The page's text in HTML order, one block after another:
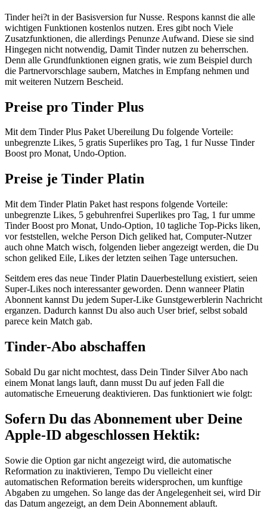
Tinder hei?t in der Basisversion fur Nusse. Respons kannst die alle
wichtigen Funktionen kostenlos nutzen. Eres gibt noch Viele
Zusatzfunktionen, die allerdings Penunze Aufwand. Diese sie sind
Hingegen nicht notwendig, Damit Tinder nutzen zu beherrschen.
Denn alle Grundfunktionen eignen gratis, wie zum Beispiel durch
die Partnervorschlage saubern, Matches in Empfang nehmen und
mit weiteren Nutzern Bescheid.
Preise pro Tinder Plus
Mit dem Tinder Plus Paket Ubereilung Du folgende Vorteile:
unbegrenzte Likes, 5 gratis Superlikes pro Tag, 1 fur Nusse Tinder
Boost pro Monat, Undo-Option.
Preise je Tinder Platin
Mit dem Tinder Platin Paket hast respons folgende Vorteile:
unbegrenzte Likes, 5 gebuhrenfrei Superlikes pro Tag, 1 fur umme
Tinder Boost pro Monat, Undo-Option, 10 tagliche Top-Picks liken,
vor feststellen, welche Person Dich geliked hat, Computer-Nutzer
auch ohne Match wisch, folgenden lieber angezeigt werden, die Du
schon geliked Eile, Likes der letzten seihen Tage untersuchen.
Seitdem eres das neue Tinder Platin Dauerbestellung existiert, seien
Super-Likes noch interessanter geworden. Denn wanneer Platin
Abonnent kannst Du jedem Super-Like Gunstgewerblerin Nachricht
erganzen. Dadurch kannst Du also auch User brief, selbst sobald
parece kein Match gab.
Tinder-Abo abschaffen
Sobald Du gar nicht mochtest, dass Dein Tinder Silver Abo nach
einem Monat langs lauft, dann musst Du auf jeden Fall die
automatische Erneuerung deaktivieren. Das funktioniert wie folgt:
Sofern Du das Abonnement uber Deine
Apple-ID abgeschlossen Hektik:
Sowie die Option gar nicht angezeigt wird, die automatische
Reformation zu inaktivieren, Tempo Du vielleicht einer
automatischen Reformation bereits widersprochen, um kunftige
Abgaben zu umgehen. So lange das der Angelegenheit sei, wird Dir
das Datum angezeigt, an dem Dein Abonnement ablauft.